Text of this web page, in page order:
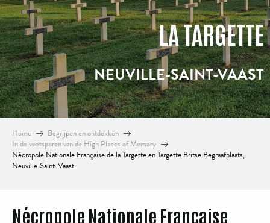
LA TARGETTE
NEUVILLE-SAINT-VAAST
Home
Begrijpen en ontdekken
In de voetsporen van de High Places of Memory
Nécropole Nationale Française de la Targette en Targette Britse Begraafplaats,
Neuville-Saint-Vaast
Nécropole Nationale Française